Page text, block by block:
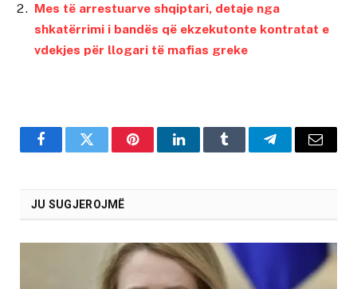
Mes të arrestuarve shqiptari, detaje nga
shkatërrimi i bandës që ekzekutonte kontratat e
vdekjes për llogari të mafias greke
FacebookTwitter PinterestLinkedInTumblr TelegramEmail
JU SUGJEROJMË